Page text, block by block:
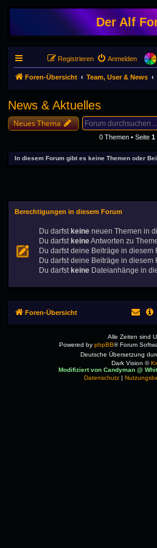
Der Alf
Anmelden
Registrieren
Foren-Übersicht Team, User & News
News & Aktuelles
Neues Thema
0 Themen • Seite 1
In diesem Forum gibt es keine Themen oder
Berechtigungen in diesem Forum
Du darfstkeine neuen Themen in
Du darfstkeineAntworten zu
Du darfst deine Beiträge in diesem
Du darfst deine Beiträge in diesem
Du darfstkeine Dateianhänge in
Foren-Übersicht
Alle Zeiten sind
Powered by phpBB® Forum
Deutsche Übersetzung
Dark Vision ©
Modifiziert von Candyman @
Datenschutz|